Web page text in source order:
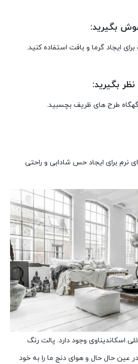
بگیرید:
ایجاد گرما و بافت استفاده کنید.
بگیرید:
طرح های ظریف بچسبید.
نرم برای ایجاد حس شادابی و راحتی
اسکاندیناوی وجود دارد. پالت رنگ
عین حال حال و هوای دنج ما را به خود